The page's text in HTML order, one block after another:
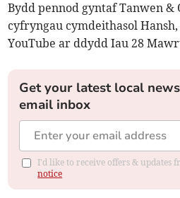
Bydd pennod gyntaf Tanwen
cyfryngau cymdeithasol Hansh,
YouTube ar ddydd Iau 28
Get your latest local
email inbox
I'd like to receive offers & updates
notice